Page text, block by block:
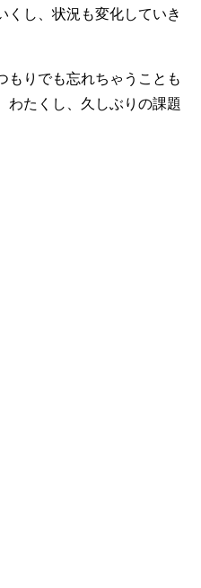
くし、状況も変化していき
もりでも忘れちゃうことも
わたくし、久しぶりの課題